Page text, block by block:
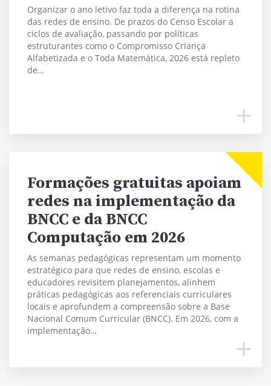
Organizar o ano letivo faz toda a diferença na rotina
das redes de ensino. De prazos do Censo Escolar a
ciclos de avaliação, passando por políticas
estruturantes como o Compromisso Criança
Alfabetizada e o Toda Matemática, 2026 está repleto
de…
Formações gratuitas apoiam
redes na implementação da
BNCC e da BNCC
Computação em 2026
As semanas pedagógicas representam um momento
estratégico para que redes de ensino, escolas e
educadores revisitem planejamentos, alinhem
práticas pedagógicas aos referenciais curriculares
locais e aprofundem a compreensão sobre a Base
Nacional Comum Curricular (BNCC). Em 2026, com a
implementação…